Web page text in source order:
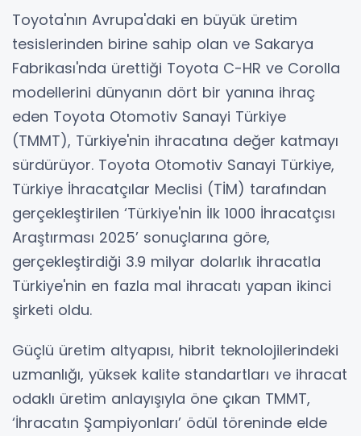
Toyota'nın Avrupa'daki en büyük üretim
tesislerinden birine sahip olan ve Sakarya
Fabrikası'nda ürettiği Toyota C-HR ve Corolla
modellerini dünyanın dört bir yanına ihraç
eden Toyota Otomotiv Sanayi Türkiye
(TMMT), Türkiye'nin ihracatına değer katmayı
sürdürüyor. Toyota Otomotiv Sanayi Türkiye,
Türkiye İhracatçılar Meclisi (TİM) tarafından
gerçekleştirilen ‘Türkiye'nin İlk 1000 İhracatçısı
Araştırması 2025’ sonuçlarına göre,
gerçekleştirdiği 3.9 milyar dolarlık ihracatla
Türkiye'nin en fazla mal ihracatı yapan ikinci
şirketi oldu.
Güçlü üretim altyapısı, hibrit teknolojilerindeki
uzmanlığı, yüksek kalite standartları ve ihracat
odaklı üretim anlayışıyla öne çıkan TMMT,
‘İhracatın Şampiyonları’ ödül töreninde elde